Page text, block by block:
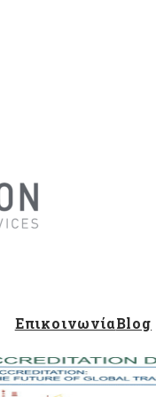
ΕπικοινωνίαBlog